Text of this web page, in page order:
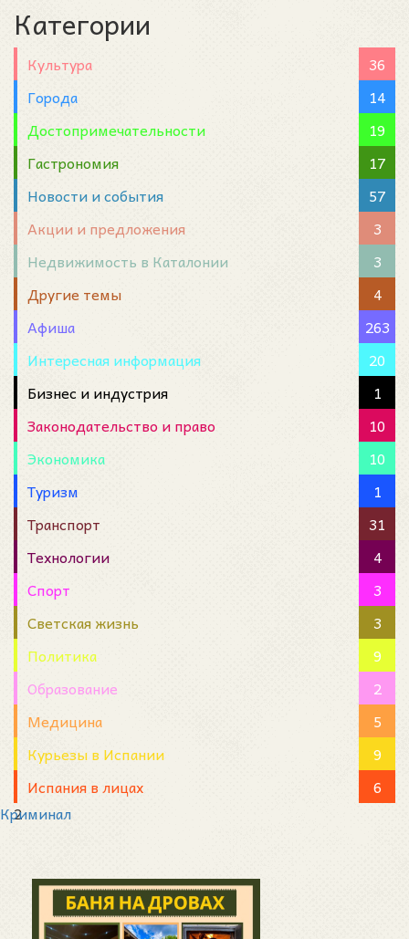
Категории
Культура
36
Города
14
Достопримечательности
19
Гастрономия
17
Новости и события
57
Акции и предложения
3
Недвижимость в Каталонии
3
Другие темы
4
Афиша
263
Интересная информация
20
Бизнес и индустрия
1
Законодательство и право
10
Экономика
10
Туризм
1
Транспорт
31
Технологии
4
Спорт
3
Светская жизнь
3
Политика
9
Образование
2
Медицина
5
Курьезы в Испании
9
Испания в лицах
6
Криминал
2